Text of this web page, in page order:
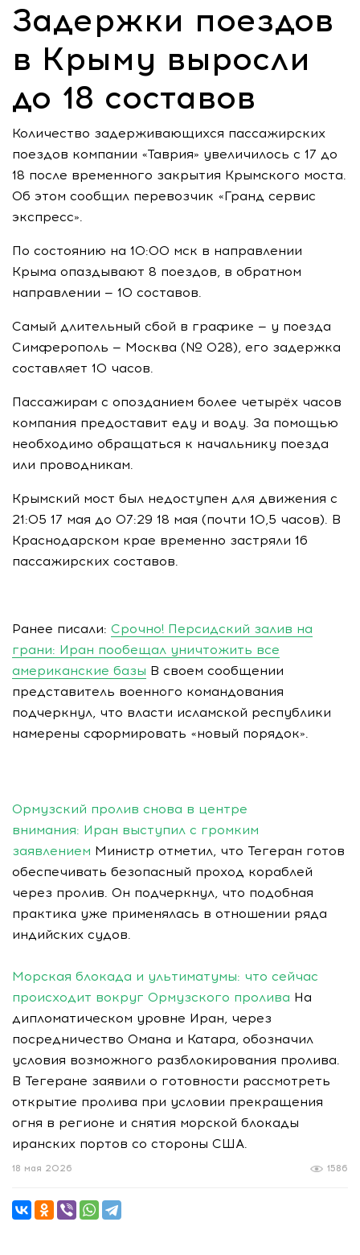
Задержки поездов
в Крыму выросли
до 18 составов
Количество задерживающихся пассажирских
поездов компании «Таврия» увеличилось с 17 до
18 после временного закрытия Крымского моста.
Об этом сообщил перевозчик «Гранд сервис
экспресс».
По состоянию на 10:00 мск в направлении
Крыма опаздывают 8 поездов, в обратном
направлении — 10 составов.
Самый длительный сбой в графике — у поезда
Симферополь — Москва (№ 028), его задержка
составляет 10 часов.
Пассажирам с опозданием более четырёх часов
компания предоставит еду и воду. За помощью
необходимо обращаться к начальнику поезда
или проводникам.
Крымский мост был недоступен для движения с
21:05 17 мая до 07:29 18 мая (почти 10,5 часов). В
Краснодарском крае временно застряли 16
пассажирских составов.
Ранее писали: Срочно! Персидский залив на
грани: Иран пообещал уничтожить все
американские базы В своем сообщении
представитель военного командования
подчеркнул, что власти исламской республики
намерены сформировать «новый порядок».
Ормузский пролив снова в центре
внимания: Иран выступил с громким
заявлением Министр отметил, что Тегеран готов
обеспечивать безопасный проход кораблей
через пролив. Он подчеркнул, что подобная
практика уже применялась в отношении ряда
индийских судов.
Морская блокада и ультиматумы: что сейчас
происходит вокруг Ормузского пролива На
дипломатическом уровне Иран, через
посредничество Омана и Катара, обозначил
условия возможного разблокирования пролива.
В Тегеране заявили о готовности рассмотреть
открытие пролива при условии прекращения
огня в регионе и снятия морской блокады
иранских портов со стороны США.
1586
18 мая 2026